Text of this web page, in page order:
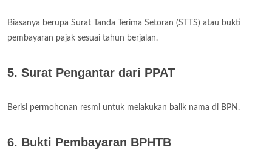
Biasanya berupa Surat Tanda Terima Setoran (STTS) atau bukti
pembayaran pajak sesuai tahun berjalan.
5. Surat Pengantar dari PPAT
Berisi permohonan resmi untuk melakukan balik nama di BPN.
6. Bukti Pembayaran BPHTB